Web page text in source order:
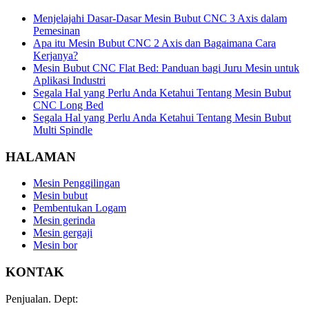
Menjelajahi Dasar-Dasar Mesin Bubut CNC 3 Axis dalam
Pemesinan
Apa itu Mesin Bubut CNC 2 Axis dan Bagaimana Cara
Kerjanya?
Mesin Bubut CNC Flat Bed: Panduan bagi Juru Mesin untuk
Aplikasi Industri
Segala Hal yang Perlu Anda Ketahui Tentang Mesin Bubut
CNC Long Bed
Segala Hal yang Perlu Anda Ketahui Tentang Mesin Bubut
Multi Spindle
HALAMAN
Mesin Penggilingan
Mesin bubut
Pembentukan Logam
Mesin gerinda
Mesin gergaji
Mesin bor
KONTAK
Penjualan. Dept: